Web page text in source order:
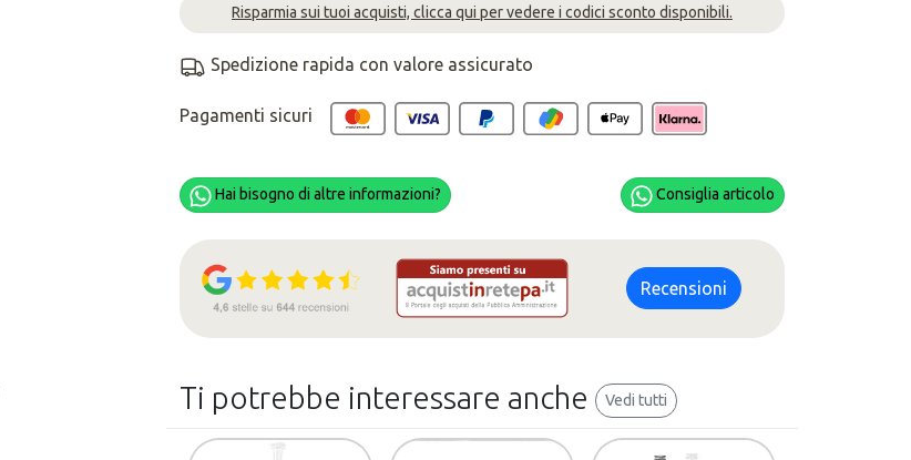
Risparmia sui tuoi acquisti, clicca qui per vedere i codici sconto disponibili.
Spedizione rapida con valore assicurato
Pagamenti sicuri
Hai bisogno di altre informazioni? Consiglia articolo
Recensioni
Ti potrebbe interessare anche Vedi tutti